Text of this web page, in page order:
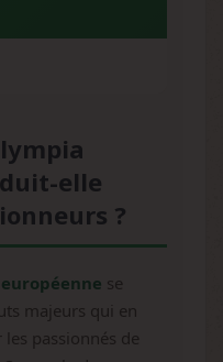
elle
?
se
majeurs qui en
passionnés de